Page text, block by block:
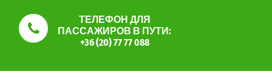
ТЕЛЕФОН ДЛЯ
ПАССАЖИРОВ В ПУТИ:
+36 (20) 77 77 088